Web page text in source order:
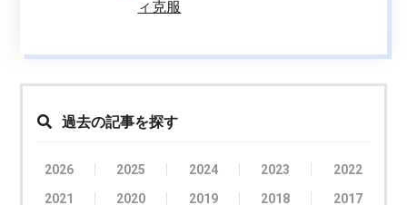
ィ克服
過去の記事を探す
2026 2025 2024 2023
2022
2021
2020 2019 2018 2017